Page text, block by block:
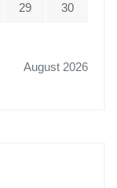
August 2026
29 30